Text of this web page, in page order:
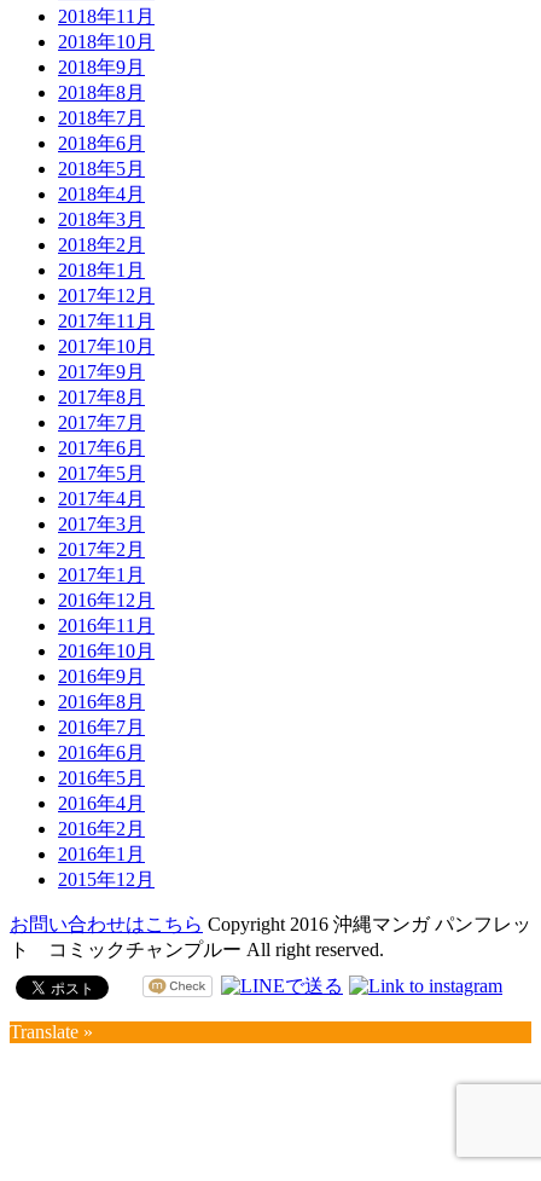
2018年11月
2018年10月
2018年9月
2018年8月
2018年7月
2018年6月
2018年5月
2018年4月
2018年3月
2018年2月
2018年1月
2017年12月
2017年11月
2017年10月
2017年9月
2017年8月
2017年7月
2017年6月
2017年5月
2017年4月
2017年3月
2017年2月
2017年1月
2016年12月
2016年11月
2016年10月
2016年9月
2016年8月
2016年7月
2016年6月
2016年5月
2016年4月
2016年2月
2016年1月
2015年12月
お問い合わせはこちら Copyright 2016 沖縄マンガ パンフレッ
ト コミックチャンプルー All right reserved.
Translate »